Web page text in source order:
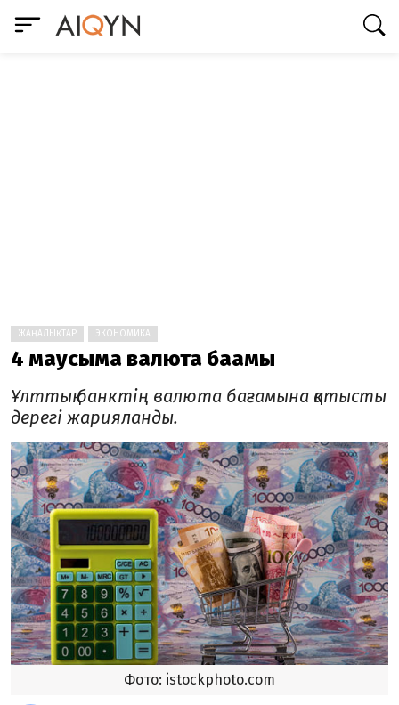
ЖАҢАЛЫҚТАР ЭКОНОМИКА
4 маусымға валюта бағамы
Ұлттық банктің валюта бағамына қатысты
дерегі жарияланды.
Фото: istockphoto.com